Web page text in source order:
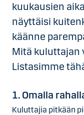
kuukausien
näyttäisi
käänne
Mitä kuluttajan
Listasimme
1. Omalla
Kuluttajia pitkään